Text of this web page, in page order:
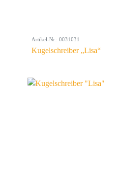
Artikel-Nr.: 0031031
Kugelschreiber „Lisa“